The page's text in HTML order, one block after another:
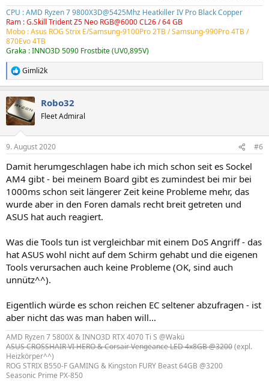
CPU : AMD Ryzen 7 9800X3D@5425Mhz Heatkiller IV Pro Black Copper
Ram : G.Skill Trident Z5 Neo RGB@6000 CL26 / 64 GB
Mobo : Asus ROG Strix E/Samsung-9100Pro 2TB /Samsung-990Pro 4TB/
870Evo 4TB
Graka : INNO3D 5090 Frostbite (UV0,895V)
R
e
k
t
i
e
:
Gimli2k
Robo32
Fleet Admiral
9. August 2020 #6
Damit herumgeschlagen habe ich mich schon seit es Sockel
AM4 gibt - bei meinem Board gibt es zumindest bei mir bei
1000ms schon seit längerer Zeit keine Probleme mehr, das
wurde aber in den Foren damals recht breit getreten und
ASUS hat auch reagiert.
Was die Tools tun ist vergleichbar mit einem DoS Angriff - das
hat ASUS wohl nicht auf dem Schirm gehabt und die eigenen
Tools verursachen auch keine Probleme (OK, sind auch
unnütz^^).
Eigentlich würde es schon reichen EC seltener abzufragen - ist
aber nicht das was man haben will...
AMD Ryzen 7 5800X & INNO3D RTX 4070 Ti S @Wakü
ASUS CROSSHAIR VI HERO & Corsair Vengeance LED 4x8GB @3200(expl.
Heizkörper^^)
ROG STRIX B550-F GAMING & Kingston FURY Beast 64GB @3200
Seasonic Prime PX-850